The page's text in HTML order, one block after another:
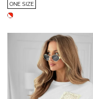
ONE SIZE